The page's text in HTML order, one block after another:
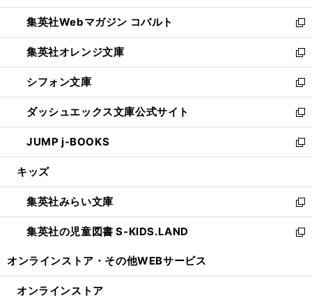
開
く
ウ
で
開
く
ン
ド
ウ
で
開
く
ウ
ィ
ン
ド
ウ
で
開
く
集英社Webマガジン コバルト
新
し
い
ウ
ィ
ン
ド
ウ
で
開
集英社オレンジ文庫
新
し
い
ウ
ィ
ン
ド
ウ
開
く
シフォン文庫
新
し
い
ウ
ィ
ン
ウ
で
開
く
ダッシュエックス文庫公式サイト
新
し
い
ウ
ン
ド
ウ
で
JUMP j-BOOKS
新
し
ウ
ィ
ン
ド
開
キッズ
集英社みらい文庫
新
し
い
ン
集英社の児童図書 S-KIDS.LAND
新
ウ
オンラインストア・ その他WEBサービス
オンラインストア